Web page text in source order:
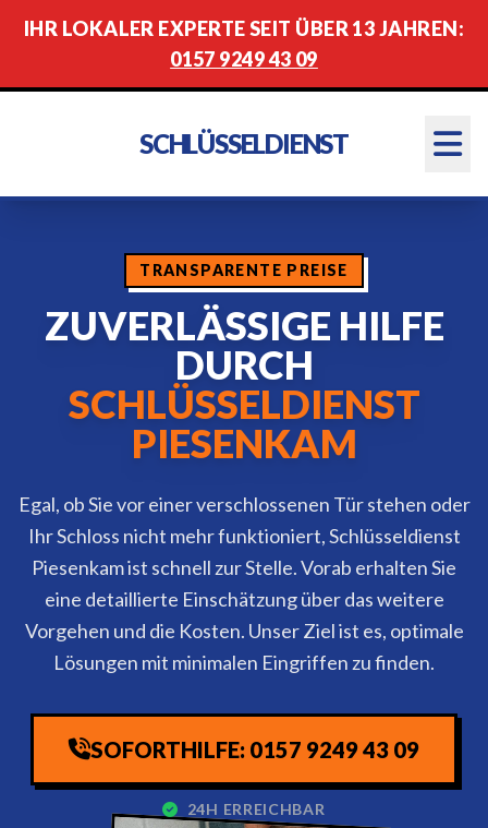
IHR LOKALER EXPERTE SEIT ÜBER 13 JAHREN:
0157 9249 43 09
SCHLÜSSELDIENST
TRANSPARENTE PREISE
ZUVERLÄSSIGE HILFE
DURCH
SCHLÜSSELDIENST
PIESENKAM
Egal, ob Sie vor einer verschlossenen Tür stehen oder
Ihr Schloss nicht mehr funktioniert, Schlüsseldienst
Piesenkam ist schnell zur Stelle. Vorab erhalten Sie
eine detaillierte Einschätzung über das weitere
Vorgehen und die Kosten. Unser Ziel ist es, optimale
Lösungen mit minimalen Eingriffen zu finden.
SOFORTHILFE: 0157 9249 43 09
24H ERREICHBAR